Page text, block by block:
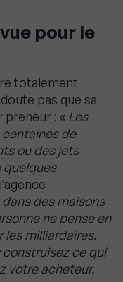
pour le
totalement
pas que sa
: « Les
de
ou des jets
quelques
des maisons
ne pense en
les milliardaires.
ce qui
votre acheteur.